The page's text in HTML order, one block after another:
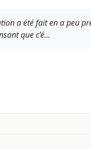
a été fait en a peu
que c’é...